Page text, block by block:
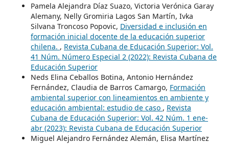
Pamela Alejandra Díaz Suazo, Victoria Verónica Garay
Alemany, Nelly Gromiria Lagos San Martín, Ivka
Silvana Troncoso Popovic, Diversidad e inclusión en
formación inicial docente de la educación superior
chilena. , Revista Cubana de Educación Superior: Vol.
41 Núm. Número Especial 2 (2022): Revista Cubana de
Educación Superior
Neds Elina Ceballos Botina, Antonio Hernández
Fernández, Claudia de Barros Camargo, Formación
ambiental superior con lineamientos en ambiente y
educación ambiental: estudio de caso , Revista
Cubana de Educación Superior: Vol. 42 Núm. 1 ene-
abr (2023): Revista Cubana de Educación Superior
Miguel Alejandro Fernández Alemán, Elisa Martínez